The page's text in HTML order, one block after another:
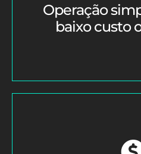
Operação
baixo custo